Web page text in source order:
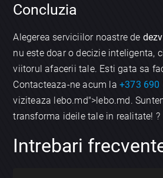
Concluzia
Alegerea serviciilor noastre de
nu este doar o decizie inteligenta,
viitorul afacerii tale. Esti gata sa
Contacteaza-ne acum la+373 690
viziteaza lebo.md">lebo.md.
transforma ideile tale in realitate! ?
Intrebari